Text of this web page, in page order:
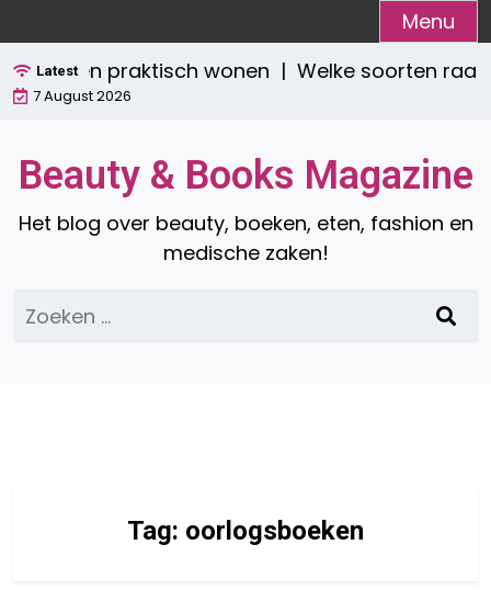
naar
de
inhoud
Menu
Latest
stijlvol én praktisch wonen | Welke soorten
7 August 2026
Beauty & Books Magazine
Het blog over beauty, boeken, eten, fashion en
medische zaken!
Zoeken
naar:
Tag: oorlogsboeken